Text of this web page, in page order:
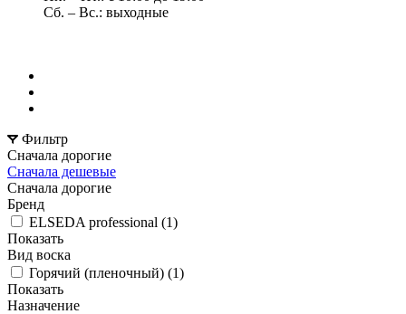
Сб. – Вс.: выходные
Фильтр
Сначала дорогие
Сначала дешевые
Сначала дорогие
Бренд
ELSEDA professional (1)
Показать
Вид воска
Горячий (пленочный) (1)
Показать
Назначение